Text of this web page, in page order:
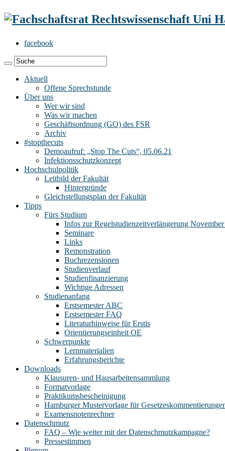
facebook
Aktuell
Offene Sprechstunde
Über uns
Wer wir sind
Was wir machen
Geschäftsordnung (GO) des FSR
Archiv
#stopthecuts
Demoaufruf: „Stop The Cuts“, 05.06.21
Infektionsschutzkonzept
Hochschulpolitik
Leitbild der Fakultät
Hintergründe
Gleichstellungsplan der Fakultät
Tipps
Fürs Studium
Infos zur Regelstudienzeitverlängerung
Seminare
Links
Remonstration
Buchrezensionen
Studienverlauf
Studienfinanzierung
Wichtige Adressen
Studienanfang
Erstsemester ABC
Erstsemester FAQ
Literaturhinweise für Erstis
Orientierungseinheit OE
Schwerpunkte
Lernmaterialien
Erfahrungsberichte
Downloads
Klausuren- und Hausarbeitensammlung
Formatvorlage
Praktikumsbescheinigung
Hamburger Mustervorlage für
Examensnotenrechner
Datenschmutz
FAQ – Wie weiter mit der Datenschmutzkampagne?
Pressestimmen